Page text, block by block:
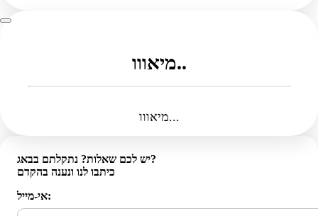
מיאווו..
מיאווו...
יש לכם שאלות? נתקלתם בבאג?
כיתבו לנו ונענה בהקדם
אי-מייל: